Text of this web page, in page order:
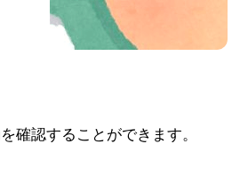
確認することができます。